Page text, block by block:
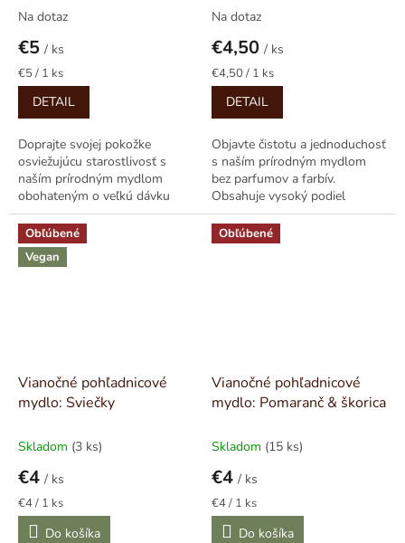
Priemerné
hodnotenie
produktu
je
5,0
5
hviezdičiek.
Na dotaz
€5 / ks
Jednotková
cena:
€5 / 1 ks
DETAIL
Doprajte svojej pokožke
osviežujúcu starostlivosť s
naším prírodným mydlom
obohateným o veľkú dávku
kozieho mlieka. Toto mydlo je
parfumované čistou...
Priemerné
hodnotenie
produktu
je
5,0
5
hviezdičiek.
Na dotaz
€4,50 / ks
Jednotková
cena:
€4,50 / 1 ks
DETAIL
Objavte čistotu a jednoduchosť
s naším prírodným mydlom
bez parfumov a farbív.
Obsahuje vysoký podiel
kozieho mlieka, ktoré je známe
svojimi hydratačnými...
Obľúbené
Vegan
Vianočné pohľadnicové
mydlo: Sviečky
Skladom (3 ks)
€4 / ks
Jednotková
cena:
€4 / 1 ks
Do košíka
Obľúbené
Vianočné pohľadnicové
mydlo: Pomaranč & škorica
Skladom (15 ks)
€4 / ks
Jednotková
cena:
€4 / 1 ks
Do košíka